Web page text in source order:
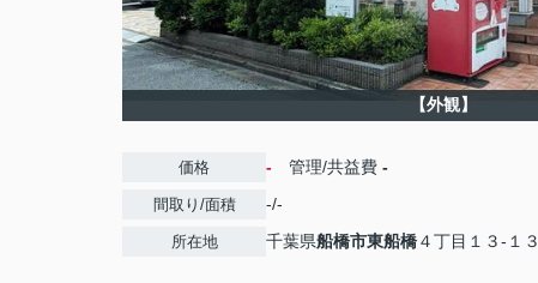
【外観】
価格 - 管理/共益費 -
間取り/面積 -/-
所在地 千葉県船橋市東船橋４丁目１３-１３